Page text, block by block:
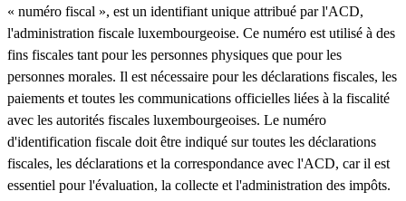
« numéro fiscal », est un identifiant unique attribué par l'ACD,
l'administration fiscale luxembourgeoise. Ce numéro est utilisé à des
fins fiscales tant pour les personnes physiques que pour les
personnes morales. Il est nécessaire pour les déclarations fiscales, les
paiements et toutes les communications officielles liées à la fiscalité
avec les autorités fiscales luxembourgeoises. Le numéro
d'identification fiscale doit être indiqué sur toutes les déclarations
fiscales, les déclarations et la correspondance avec l'ACD, car il est
essentiel pour l'évaluation, la collecte et l'administration des impôts.